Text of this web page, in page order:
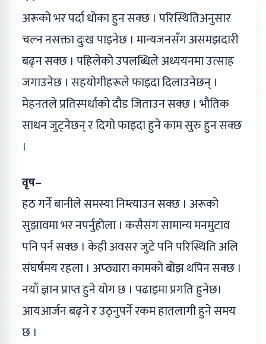
अरूको भर पर्दा धोका हुन सक्छ । परिस्थितिअनुसार
चल्न नसक्ता दुःख पाइनेछ । मान्यजनसँग असमझदारी
बढ्न सक्छ । पहिलेको उपलब्धिले अध्ययनमा उत्साह
जगाउनेछ । सहयोगीहरूले फाइदा दिलाउनेछन् ।
मेहनतले प्रतिस्पर्धाको दौड जिताउन सक्छ । भौतिक
साधन जुट्नेछन् र दिगो फाइदा हुने काम सुरु हुन सक्छ
।
वृष–
हठ गर्ने बानीले समस्या निम्त्याउन सक्छ । अरूको
सुझावमा भर नपर्नुहोला । कसैसंग सामान्य मनमुटाव
पनि पर्न सक्छ । केही अवसर जुटे पनि परिस्थिति अलि
संघर्षमय रहला । अप्ठ्यारा कामको बोझ थपिन सक्छ ।
नयाँ ज्ञान प्राप्त हुने योग छ । पढाइमा प्रगति हुनेछ।
आयआर्जन बढ्ने र उठ्नुपर्ने रकम हातलागी हुने समय
छ ।